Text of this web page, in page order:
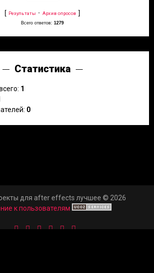
[ Результаты · Архив опросов ]
Всего ответов: 1279
Статистика
1
0
для after effects лучшее © 2026
к пользователям